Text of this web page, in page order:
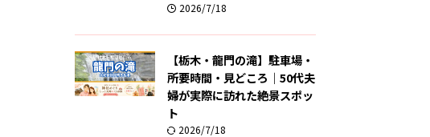
2026/7/18
【栃木・龍門の滝】駐車場・
所要時間・見どころ｜50代夫
婦が実際に訪れた絶景スポッ
ト
2026/7/18